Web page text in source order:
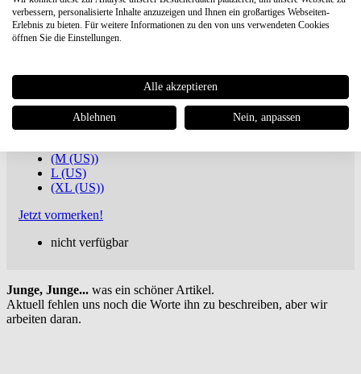
Gramicci Pant Straight Fit
€ 109,95
inkl. MwSt., zuzügl.Versandkosten
Artikel-Nr.: G116-OGT-BLACK
Marke:Gramicci
(M (US))
L (US)
(XL (US))
Jetzt vormerken!
nicht verfügbar
Junge, Junge... was ein schöner Artikel.
Aktuell fehlen uns noch die Worte ihn zu beschreiben, aber wir
arbeiten daran.
verbessern, personalisierte Inhalte anzuzeigen und Ihnen ein großartiges Webseiten-
Erlebnis zu bieten. Für weitere Informationen zu den von uns verwendeten Cookies
öffnen Sie die Einstellungen.
Alle akzeptieren
Ablehnen Nein, anpassen